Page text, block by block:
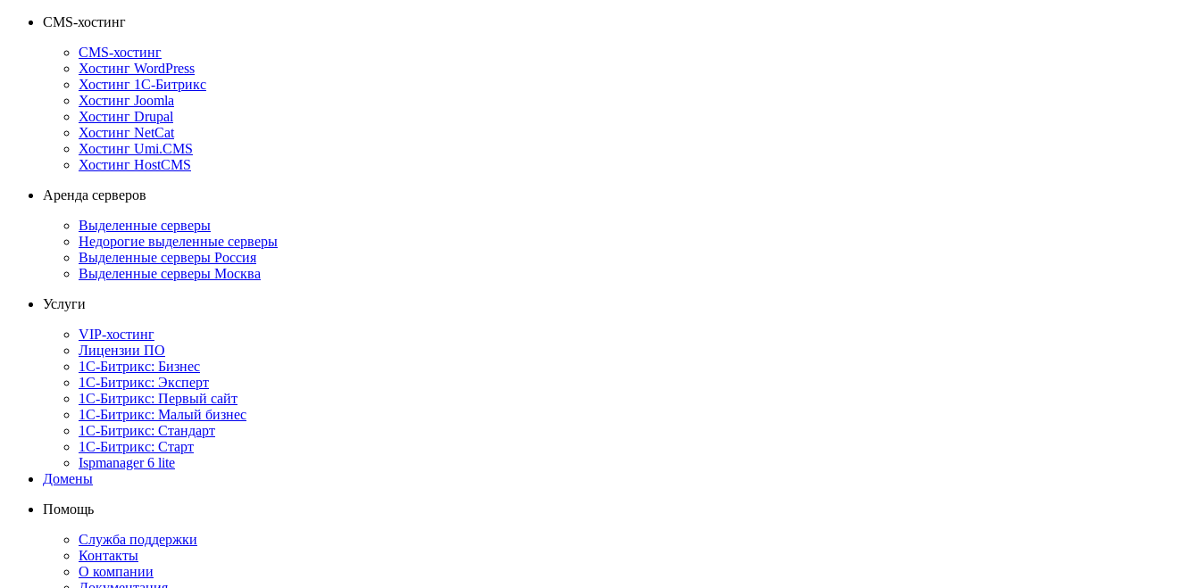
CMS-хостинг
CMS-хостинг
Хостинг WordPress
Хостинг 1С-Битрикс
Хостинг Joomla
Хостинг Drupal
Хостинг NetCat
Хостинг Umi.CMS
Хостинг HostCMS
Аренда серверов
Выделенные серверы
Недорогие выделенные серверы
Выделенные серверы Россия
Выделенные серверы Москва
Услуги
VIP-хостинг
Лицензии ПО
1С-Битрикс: Бизнес
1С-Битрикс: Эксперт
1С-Битрикс: Первый сайт
1С-Битрикс: Малый бизнес
1С-Битрикс: Стандарт
1С-Битрикс: Старт
Ispmanager 6 lite
Домены
Помощь
Служба поддержки
Контакты
О компании